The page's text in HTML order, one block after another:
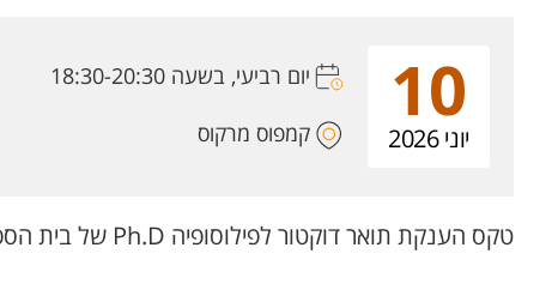
10
יוני 2026
יום רביעי, בשעה 18:30-20:30
קמפוס מרקוס
טקס הענקת תואר דוקטור לפילוסופיה Ph.D של בית הספר קרייטמן ללימודי מחקר מתקדמים.